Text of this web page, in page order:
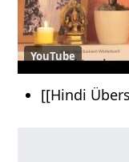
YouTube
[[Hindi